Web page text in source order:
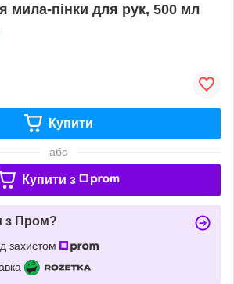
мила-пінки для рук, 500 мл
Купити
або
Купити з
з Пром?
захистом